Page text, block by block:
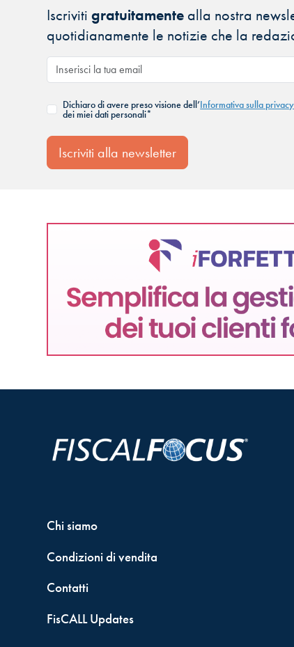
Iscrivitigratuitamente alla nostra
quotidianamente le notizie che la
Dichiaro di avere preso visione dell’Informativa sulla privacy
dei miei dati personali*
Iscriviti alla newsletter
Chi siamo
Condizioni di vendita
Contatti
FisCALL Updates